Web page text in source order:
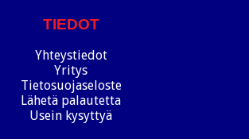
TIEDOT
Yhteystiedot
Yritys
Tietosuojaseloste
Lähetä palautetta
Usein kysyttyä